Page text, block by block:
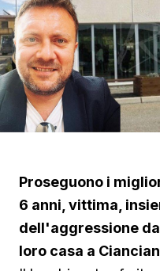
Proseguono i
6 anni, vittima,
dell'aggressione
loro casa a